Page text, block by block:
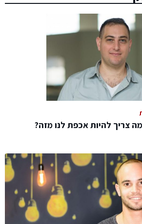
צריך להיות אכפת לנו מזה?